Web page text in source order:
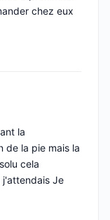
chez eux
la
de la pie mais la
cela
j'attendais Je